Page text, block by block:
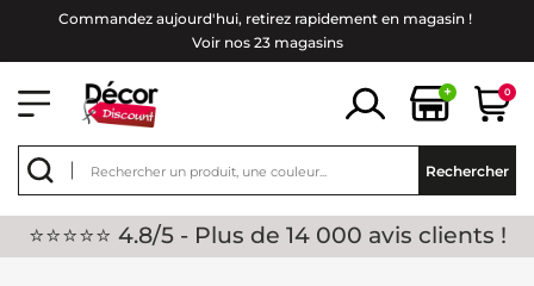
Commandez aujourd'hui, retirez rapidement en magasin !
Voir nos 23 magasins
+ 0
Rechercher
⭐⭐⭐⭐⭐ 4.8/5 - Plus de 14 000 avis clients !